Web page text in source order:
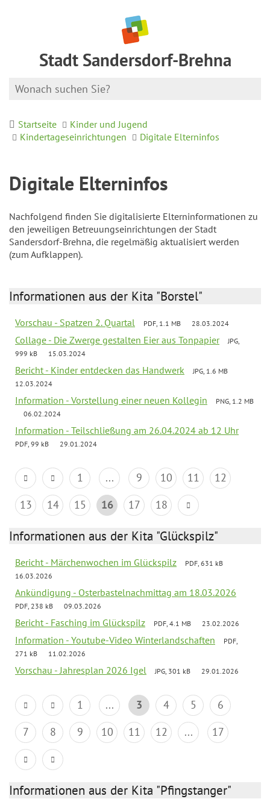
Stadt Sandersdorf-Brehna
Startseite
Kinder und Jugend
Kindertageseinrichtungen
Digitale Elterninfos
Digitale Elterninfos
Nachfolgend finden Sie digitalisierte Elterninformationen zu
den jeweiligen Betreuungseinrichtungen der Stadt
Sandersdorf-Brehna, die regelmäßig aktualisiert werden
(zum Aufklappen).
Informationen aus der Kita "Borstel"
Vorschau - Spatzen 2. Quartal PDF, 1.1 MB 28.03.2024
Collage - Die Zwerge gestalten Eier aus Tonpapier
JPG,
999 kB
15.03.2024
Bericht - Kinder entdecken das Handwerk
JPG, 1.6 MB
12.03.2024
Information - Vorstellung einer neuen Kollegin
PNG, 1.2 MB
06.02.2024
Information - Teilschließung am 26.04.2024 ab 12 Uhr
PDF, 99 kB 29.01.2024
1 ... 9 10 11
12
13
14 15 16 17 18
Informationen aus der Kita "Glückspilz"
Bericht - Märchenwochen im Glückspilz
PDF, 631 kB
16.03.2026
Ankündigung - Osterbastelnachmittag am 18.03.2026
PDF, 238 kB 09.03.2026
Bericht - Fasching im Glückspilz PDF, 4.1 MB 23.02.2026
Information - Youtube-Video Winterlandschaften
PDF,
271 kB
11.02.2026
Vorschau - Jahresplan 2026 Igel JPG, 301 kB 29.01.2026
1 ... 3 4 5
6
7
8 9 10 11 12 ... 17
Informationen aus der Kita "Pfingstanger"